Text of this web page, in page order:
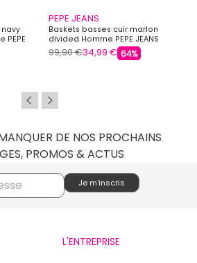
PEPE JEANS
Baskets basses cuir marlon
divided Homme PEPE JEANS
99,90 €34,99 € 64%
DE NOS PROCHAINS
PROMOS & ACTUS
L'ENTREPRISE